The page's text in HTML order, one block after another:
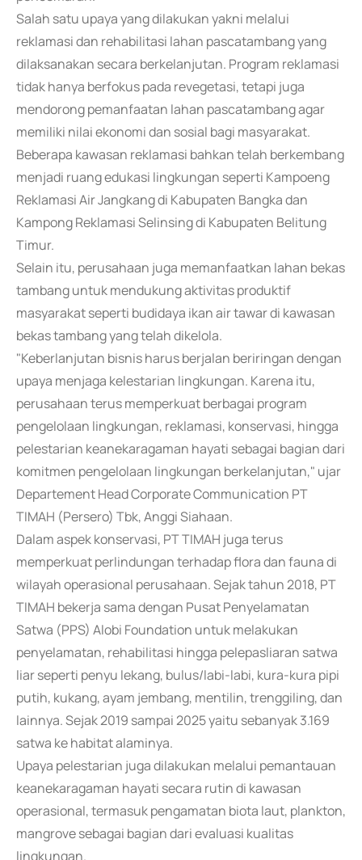
Salah satu upaya yang dilakukan yakni melalui
reklamasi dan rehabilitasi lahan pascatambang yang
dilaksanakan secara berkelanjutan. Program reklamasi
tidak hanya berfokus pada revegetasi, tetapi juga
mendorong pemanfaatan lahan pascatambang agar
memiliki nilai ekonomi dan sosial bagi masyarakat.
Beberapa kawasan reklamasi bahkan telah berkembang
menjadi ruang edukasi lingkungan seperti Kampoeng
Reklamasi Air Jangkang di Kabupaten Bangka dan
Kampong Reklamasi Selinsing di Kabupaten Belitung
Timur.
Selain itu, perusahaan juga memanfaatkan lahan bekas
tambang untuk mendukung aktivitas produktif
masyarakat seperti budidaya ikan air tawar di kawasan
bekas tambang yang telah dikelola.
"Keberlanjutan bisnis harus berjalan beriringan dengan
upaya menjaga kelestarian lingkungan. Karena itu,
perusahaan terus memperkuat berbagai program
pengelolaan lingkungan, reklamasi, konservasi, hingga
pelestarian keanekaragaman hayati sebagai bagian dari
komitmen pengelolaan lingkungan berkelanjutan," ujar
Departement Head Corporate Communication PT
TIMAH (Persero) Tbk, Anggi Siahaan.
Dalam aspek konservasi, PT TIMAH juga terus
memperkuat perlindungan terhadap flora dan fauna di
wilayah operasional perusahaan. Sejak tahun 2018, PT
TIMAH bekerja sama dengan Pusat Penyelamatan
Satwa (PPS) Alobi Foundation untuk melakukan
penyelamatan, rehabilitasi hingga pelepasliaran satwa
liar seperti penyu lekang, bulus/labi-labi, kura-kura pipi
putih, kukang, ayam jembang, mentilin, trenggiling, dan
lainnya. Sejak 2019 sampai 2025 yaitu sebanyak 3.169
satwa ke habitat alaminya.
Upaya pelestarian juga dilakukan melalui pemantauan
keanekaragaman hayati secara rutin di kawasan
operasional, termasuk pengamatan biota laut, plankton,
mangrove sebagai bagian dari evaluasi kualitas
lingkungan.